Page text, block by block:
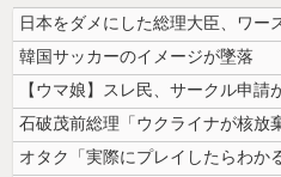
韓国サッカーのイメージが墜落